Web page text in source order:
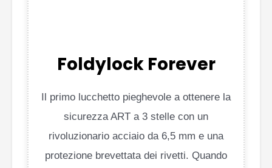
Foldylock Forever
Il primo lucchetto pieghevole a ottenere la
sicurezza ART a 3 stelle con un
rivoluzionario acciaio da 6,5 mm e una
protezione brevettata dei rivetti. Quando